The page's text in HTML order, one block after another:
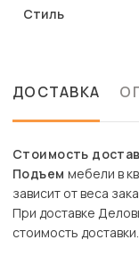
Стиль
ДОСТАВКА
Стоимость
Подъем мебели в
зависит от веса
При доставке
стоимость доставки.